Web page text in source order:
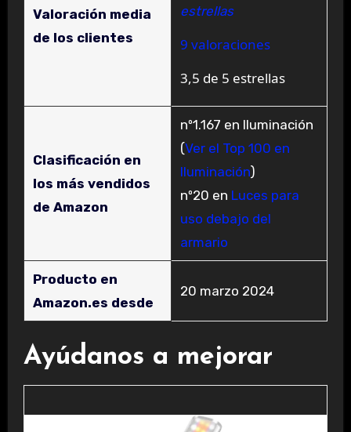
Valoración media
de los clientes
estrellas
9 valoraciones
3,5 de 5 estrellas
Clasificación en
los más vendidos
de Amazon
nº1.167 en Iluminación
(Ver el Top 100 en
Iluminación)
nº20 en Luces para
uso debajo del
armario
Producto en
Amazon.es desde
20 marzo 2024
Ayúdanos a mejorar